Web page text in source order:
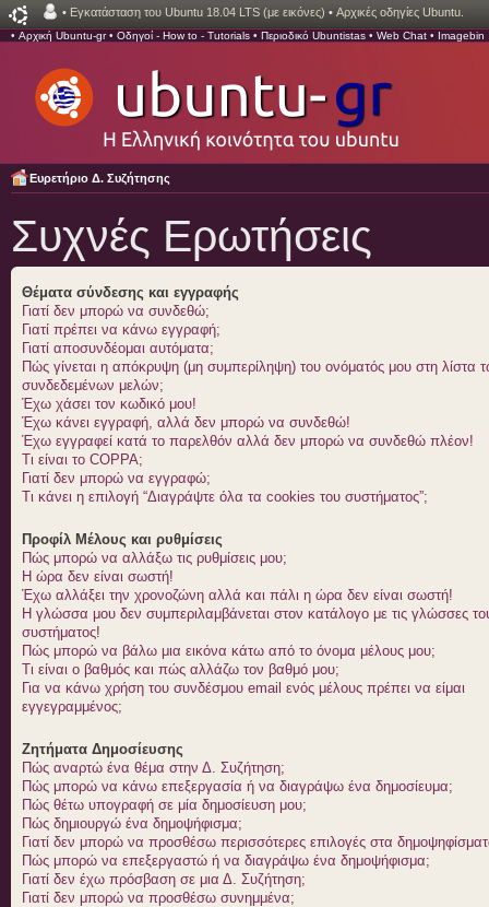
• Εγκατάσταση του Ubuntu 18.04 LTS (με εικόνες) • Αρχικές οδηγίες Ubuntu.
• Αρχική Ubuntu-gr• Οδηγοί - How to - Tutorials • Περιοδικό Ubuntistas • Web Chat • Imagebin
Ευρετήριο Δ. Συζήτησης
Συχνές Ερωτήσεις
Θέματα σύνδεσης και εγγραφής
Γιατί δεν μπορώ να συνδεθώ;
Γιατί πρέπει να κάνω εγγραφή;
Γιατί αποσυνδέομαι αυτόματα;
Πώς γίνεται η απόκρυψη (μη συμπερίληψη) του ονόματός μου στη λίστα
συνδεδεμένων μελών;
Έχω χάσει τον κωδικό μου!
Έχω κάνει εγγραφή, αλλά δεν μπορώ να συνδεθώ!
Έχω εγγραφεί κατά το παρελθόν αλλά δεν μπορώ να συνδεθώ πλέον!
Τι είναι το COPPA;
Γιατί δεν μπορώ να εγγραφώ;
Τι κάνει η επιλογή “Διαγράψτε όλα τα cookies του συστήματος”;
Προφίλ Μέλους και ρυθμίσεις
Πώς μπορώ να αλλάξω τις ρυθμίσεις μου;
Η ώρα δεν είναι σωστή!
Έχω αλλάξει την χρονοζώνη αλλά και πάλι η ώρα δεν είναι σωστή!
Η γλώσσα μου δεν συμπεριλαμβάνεται στον κατάλογο με τις γλώσσες
συστήματος!
Πώς μπορώ να βάλω μια εικόνα κάτω από το όνομα μέλους μου;
Τι είναι ο βαθμός και πώς αλλάζω τον βαθμό μου;
Για να κάνω χρήση του συνδέσμου email ενός μέλους πρέπει να είμαι
εγγεγραμμένος;
Ζητήματα Δημοσίευσης
Πώς αναρτώ ένα θέμα στην Δ. Συζήτηση;
Πώς μπορώ να κάνω επεξεργασία ή να διαγράψω ένα δημοσίευμα;
Πώς θέτω υπογραφή σε μία δημοσίευση μου;
Πώς δημιουργώ ένα δημοψήφισμα;
Γιατί δεν μπορώ να προσθέσω περισσότερες επιλογές στα
Πώς μπορώ να επεξεργαστώ ή να διαγράψω ένα δημοψήφισμα;
Γιατί δεν έχω πρόσβαση σε μια Δ. Συζήτηση;
Γιατί δεν μπορώ να προσθέσω συνημμένα;